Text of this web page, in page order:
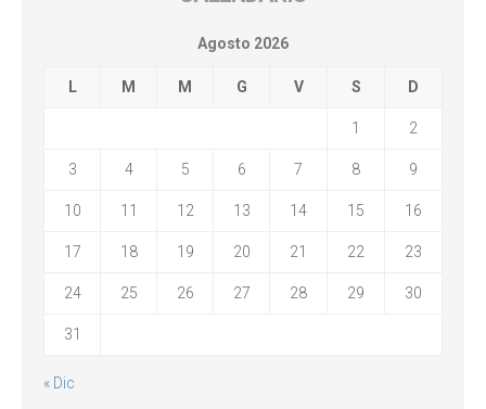
Agosto 2026
L M M G V S D
1 2
3 4 5 6 7 8 9
10 11 12 13 14 15 16
17 18 19 20 21 22 23
24 25 26 27 28 29 30
31
« Dic